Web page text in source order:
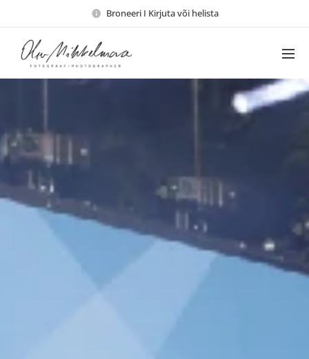
Broneeri I Kirjuta või helista